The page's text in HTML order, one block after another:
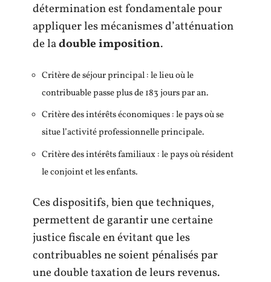
détermination est fondamentale pour
appliquer les mécanismes d’atténuation
de ladouble imposition.
Critère de séjour principal : le lieu où le
contribuable passe plus de 183 jours par an.
Critère des intérêts économiques : le pays où se
situe l’activité professionnelle principale.
Critère des intérêts familiaux : le pays où résident
le conjoint et les enfants.
Ces dispositifs, bien que techniques,
permettent de garantir une certaine
justice fiscale en évitant que les
contribuables ne soient pénalisés par
une double taxation de leurs revenus.